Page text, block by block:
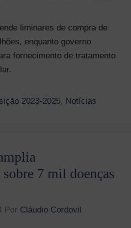
liminares de compra de
enquanto governo
fornecimento de tratamento
2023-2025, Notícias
7 mil doenças
Por Cláudio Cordovil